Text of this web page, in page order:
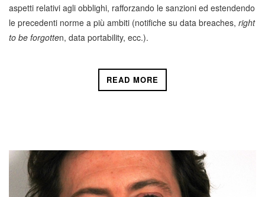
aspetti relativi agli obblighi, rafforzando le sanzioni ed estendendo
le precedenti norme a più ambiti (notifiche su data breaches, right
to be forgotten, data portability, ecc.).
READ MORE